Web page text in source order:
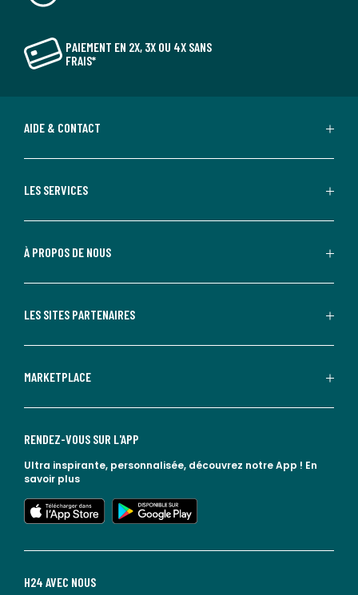
PAIEMENT EN 2X, 3X OU 4X SANS
FRAIS*
AIDE & CONTACT
LES SERVICES
À PROPOS DE NOUS
LES SITES PARTENAIRES
MARKETPLACE
H24 AVEC NOUS
RENDEZ-VOUS SUR L'APP
Ultra inspirante, personnalisée, découvrez notre App ! En
savoir plus
lien vers l'app store
lien vers google play